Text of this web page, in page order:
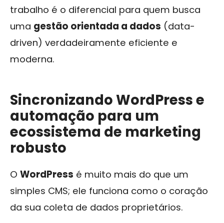
trabalho é o diferencial para quem busca
uma gestão orientada a dados (data-
driven) verdadeiramente eficiente e
moderna.
Sincronizando WordPress e
automação para um
ecossistema de marketing
robusto
O WordPress é muito mais do que um
simples CMS; ele funciona como o coração
da sua coleta de dados proprietários.